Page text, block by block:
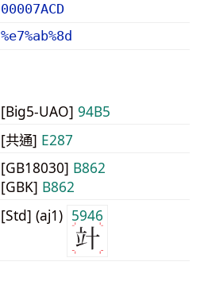
00007ACD
%e7%ab%8d
[Big5-UAO] 94B5
[共通] E287
[GB18030] B862
[GBK] B862
[Std] (aj1) 5946